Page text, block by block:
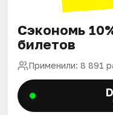
Сэкономь
билетов
Применили: 8 891